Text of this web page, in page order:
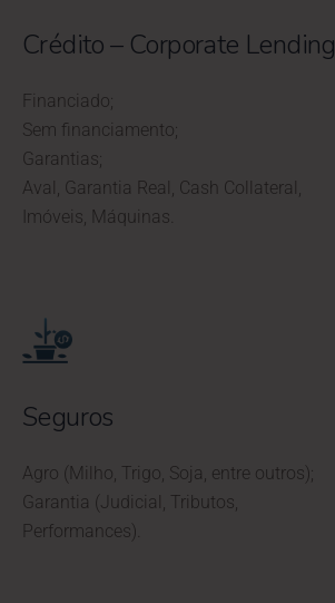
Crédito – Corporate Lending
Financiado;
Sem financiamento;
Garantias;
Aval, Garantia Real, Cash Collateral,
Imóveis, Máquinas.
Seguros
Agro (Milho, Trigo, Soja, entre outros);
Garantia (Judicial, Tributos,
Performances).